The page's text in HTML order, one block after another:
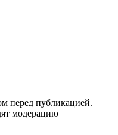
перед публикацией.
модерацию